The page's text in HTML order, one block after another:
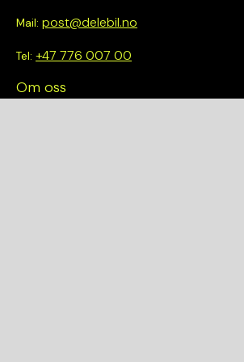
Mail: post@delebil.no
Tel: +47 776 007 00
Om oss